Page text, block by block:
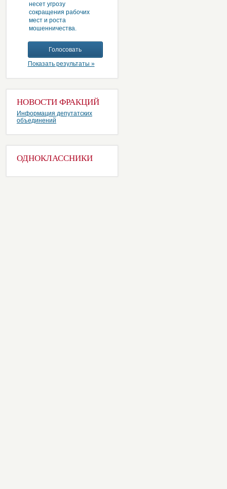
несет угрозу
сокращения рабочих
мест и роста
мошенничества.
Показать результаты »
НОВОСТИ ФРАКЦИЙ
Информация депутатских
объединений
ОДНОКЛАССНИКИ